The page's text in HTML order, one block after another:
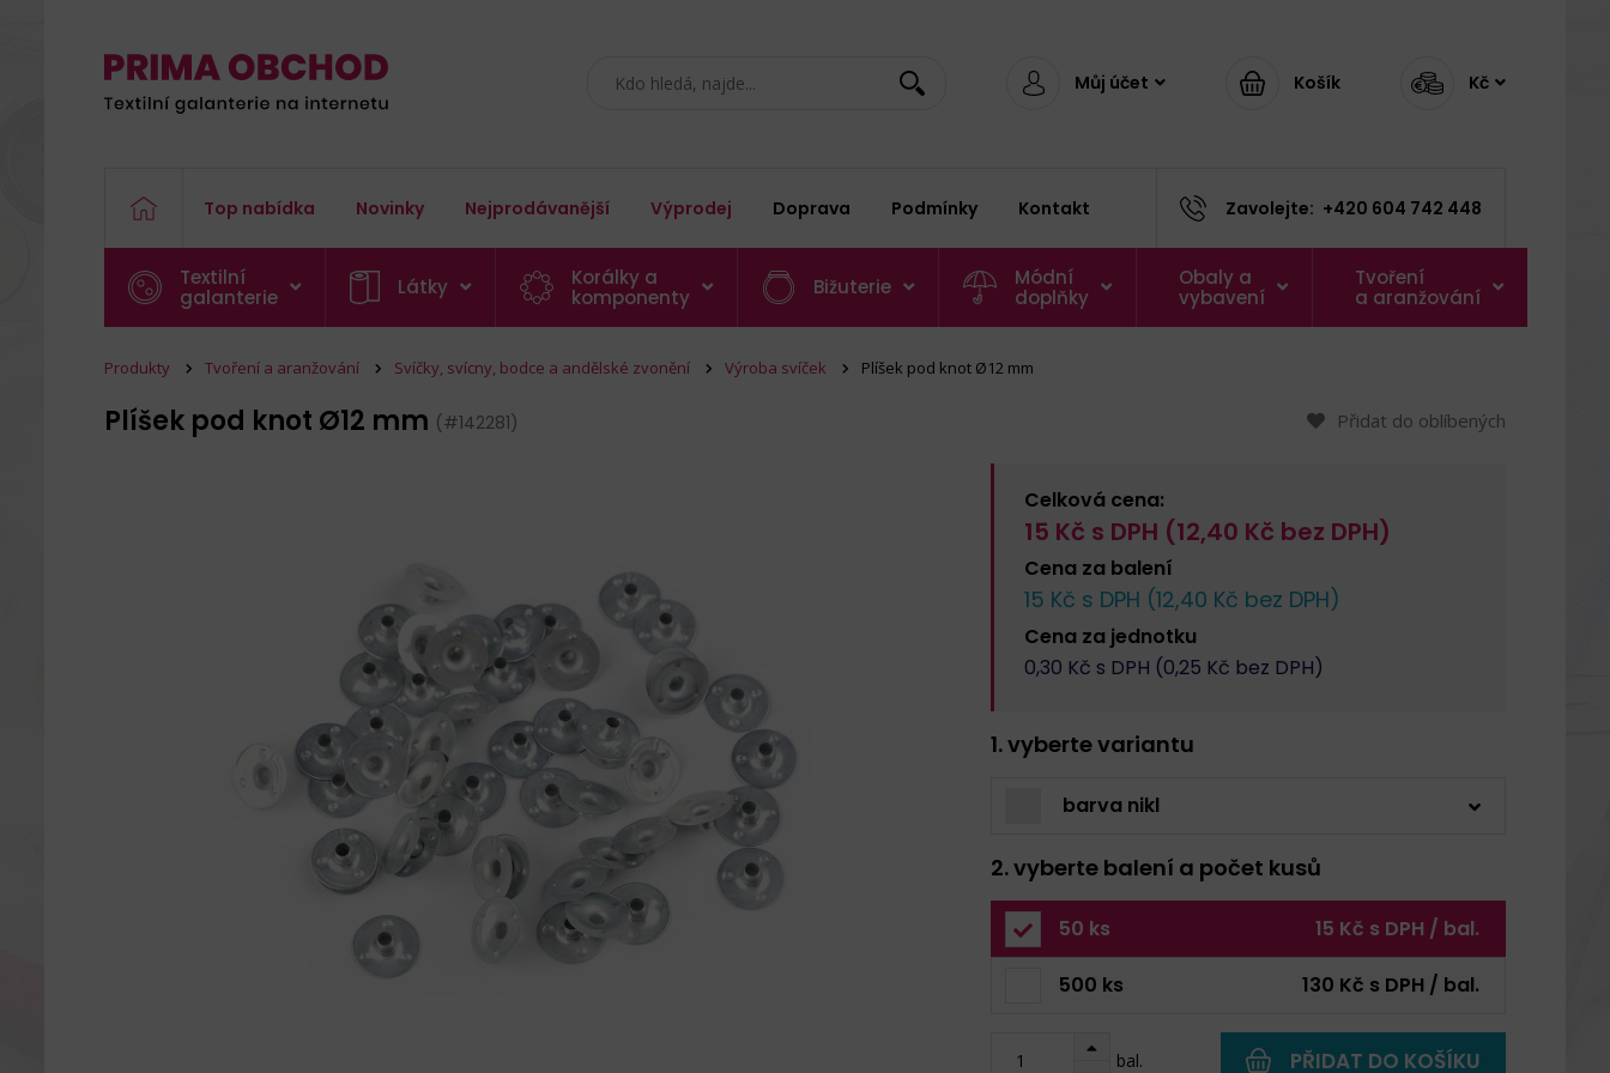
Můj účet Košík Kč
Top nabídka Novinky Nejprodávanější Výprodej Doprava Podmínky Kontakt Zavolejte: +420 604 742 448
Textilní
galanterie
Látky
Korálky a
komponenty
Bižuterie
Módní
doplňky
Obaly a
vybavení
Tvoření
a aranžování
Produkty Tvoření a aranžování Svíčky, svícny, bodce a andělské zvonění Výroba svíček Plíšek pod knot Ø12 mm
Plíšek pod knot Ø12 mm (#142281) Přidat do oblíbených
Celková cena:
15 Kč s DPH (12,40 Kč bez DPH)
Cena za balení
15 Kč s DPH (12,40 Kč bez DPH)
Cena za jednotku
0,30 Kč s DPH (0,25 Kč bez DPH)
1. vyberte variantu
barva nikl
2. vyberte balení a počet kusů
50 ks 15 Kč s DPH / bal.
500 ks 130 Kč s DPH / bal.
bal. PŘIDAT DO KOŠÍKU